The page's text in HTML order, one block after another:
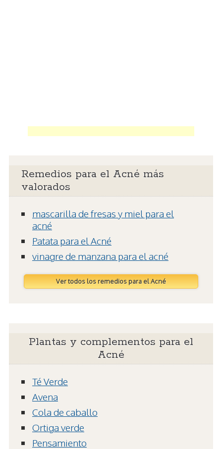
Remedios para el Acné más
valorados
mascarilla de fresas y miel para el
acné
Patata para el Acné
vinagre de manzana para el acné
Ver todos los remedios para el Acné
Plantas y complementos para el
Acné
Té Verde
Avena
Cola de caballo
Ortiga verde
Pensamiento